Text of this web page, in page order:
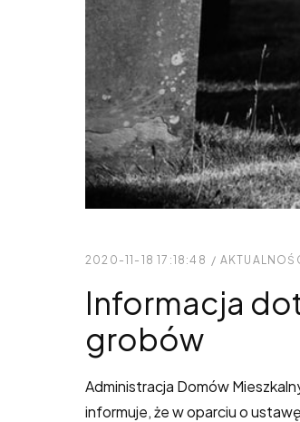
2020-11-18 17:18:48 /
Informacja
grobów
Administracja Domów
informuje, że w oparciu o